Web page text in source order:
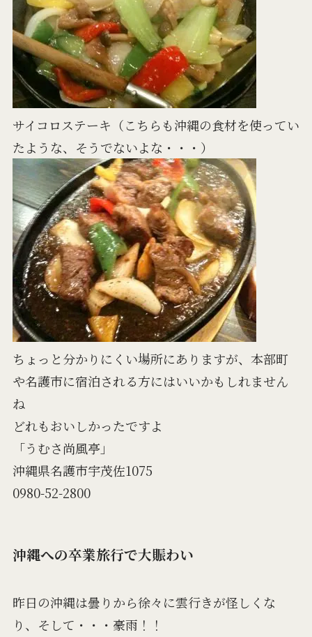
サイコロステーキ（こちらも沖縄の食材を使ってい
たような、そうでないよな・・・）
ちょっと分かりにくい場所にありますが、本部町
や名護市に宿泊される方にはいいかもしれません
ね
どれもおいしかったですよ
「うむさ尚風亭」
沖縄県名護市宇茂佐1075
0980-52-2800
沖縄への卒業旅行で大賑わい
昨日の沖縄は曇りから徐々に雲行きが怪しくな
り、そして・・・豪雨！！